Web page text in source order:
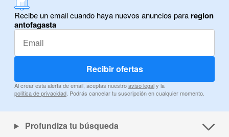
Recibe un email cuando haya nuevos anuncios para region
antofagasta
Recibir ofertas
Al crear esta alerta de email, aceptas nuestroaviso legaly la
política de privacidad. Podrás cancelar tu suscripción en cualquier momento.
Profundiza tu búsqueda